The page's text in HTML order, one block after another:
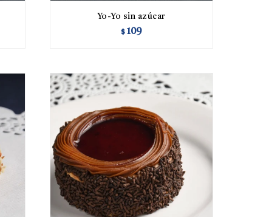
Yo-Yo sin azúcar
$ 109